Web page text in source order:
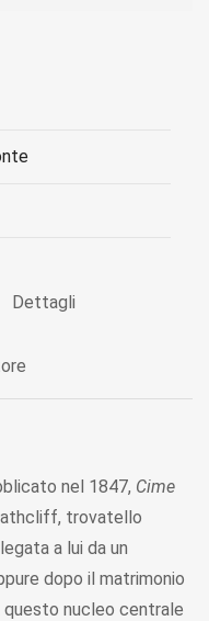
Dettagli
nel 1847, Cime
trovatello
a lui da un
dopo il matrimonio
nucleo centrale